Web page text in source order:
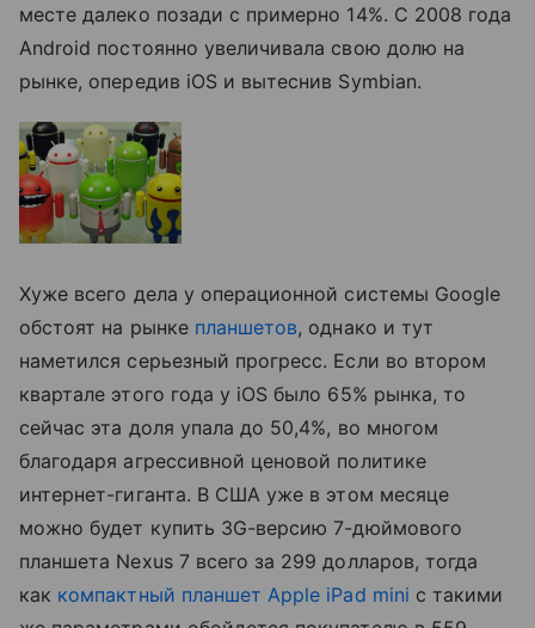
месте далеко позади с примерно 14%. С 2008 года
Android постоянно увеличивала свою долю на
рынке, опередив iOS и вытеснив Symbian.
Хуже всего дела у операционной системы Google
обстоят на рынке планшетов, однако и тут
наметился серьезный прогресс. Если во втором
квартале этого года у iOS было 65% рынка, то
сейчас эта доля упала до 50,4%, во многом
благодаря агрессивной ценовой политике
интернет-гиганта. В США уже в этом месяце
можно будет купить 3G-версию 7-дюймового
планшета Nexus 7 всего за 299 долларов, тогда
как компактный планшет Apple iPad mini с такими